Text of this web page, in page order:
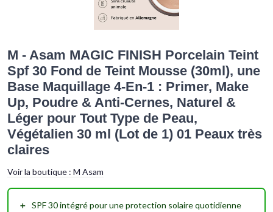
M - Asam MAGIC FINISH Porcelain Teint
Spf 30 Fond de Teint Mousse (30ml), une
Base Maquillage 4-En-1 : Primer, Make
Up, Poudre & Anti-Cernes, Naturel &
Léger pour Tout Type de Peau,
Végétalien 30 ml (Lot de 1) 01 Peaux très
claires
Voir la boutique : M Asam
＋ SPF 30intégré pour une protection solaire quotidienne